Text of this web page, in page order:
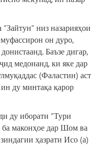
низ назарияҳои
он дуро,
Баъзе дигар,
медонанд, ки яке дар
(Фаластин) аст
ду минтақа қарор
ду иборати “Тури
маконҳое дар Шом ва
ҳазрати Исо (а)